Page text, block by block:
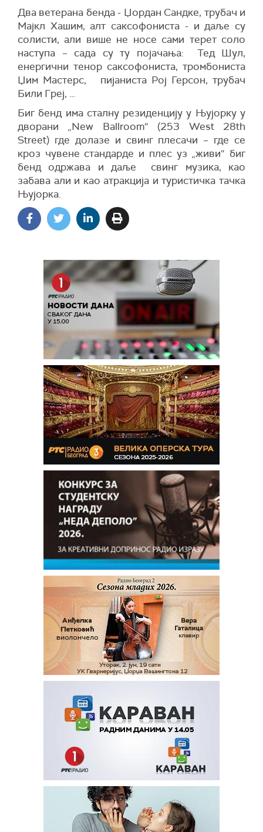
Два ветерана бенда - Џордан Сандке, трубач и
Мајкл Хашим, алт саксофониста - и даље су
солисти, али више не носе сами терет соло
наступа – сада су ту појачања: Тед Шул,
енергични тенор саксофониста, тромбониста
Џим Мастерс, пијаниста Рој Герсон, трубач
Били Греј, …
Биг бенд има сталну резиденцију у Њујорку у
дворани „New Ballroom“ (253 West 28th
Street) где долазе и свинг плесачи – где се
кроз чувене стандарде и плес уз „живи“ биг
бенд одржава и даље свинг музика, као
забава али и као атракција и туристичка тачка
Њујорка.